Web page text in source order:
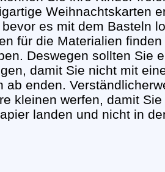
Weihnachtskarten
es mit dem Basteln
für die Materialien
Deswegen sollten Sie
damit Sie nicht mit
ab enden.
kleinen werfen, damit
landen und nicht in